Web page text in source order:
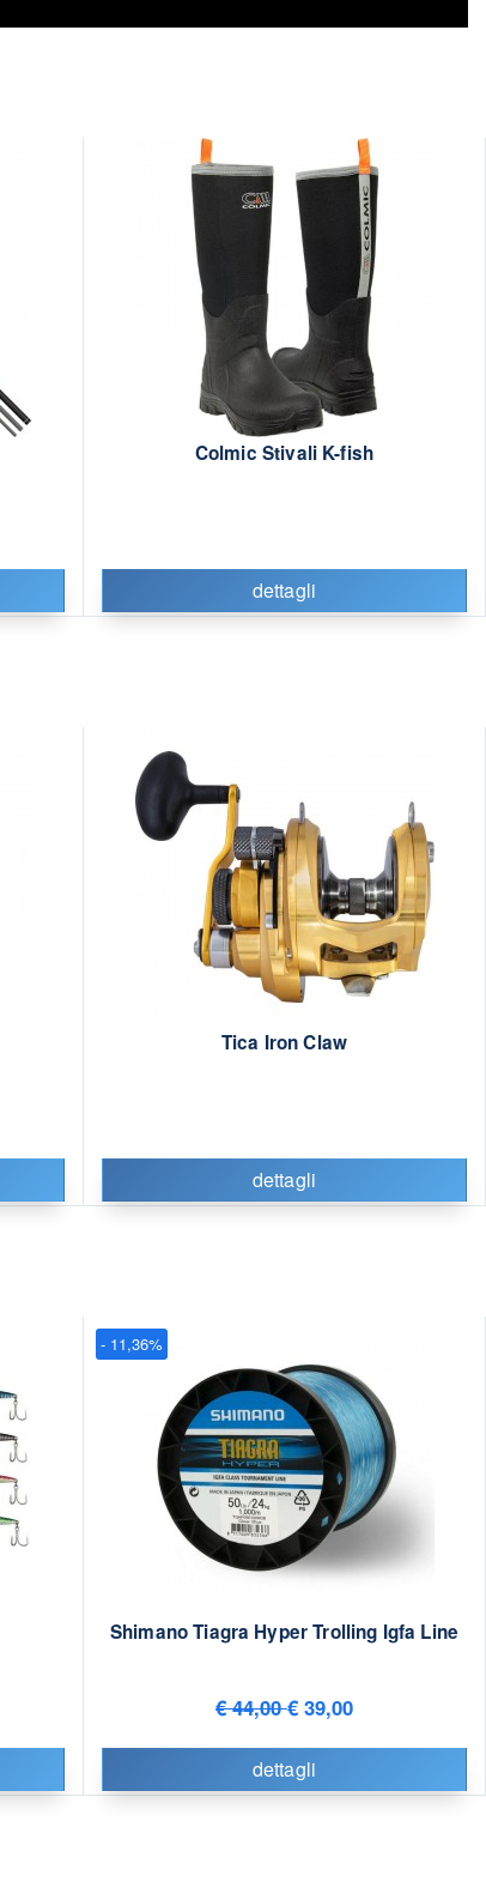
Colmic Stivali K-fish
dettagli
Tica Iron Claw
dettagli
Shimano Tiagra Hyper Trolling Igfa Line
€ 44,00€ 39,00
dettagli
- 11,36%